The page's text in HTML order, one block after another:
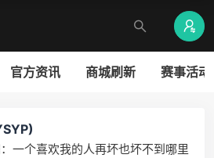
官方资讯 商城刷新 赛事活动
一个喜欢我的人再坏也坏不到哪里